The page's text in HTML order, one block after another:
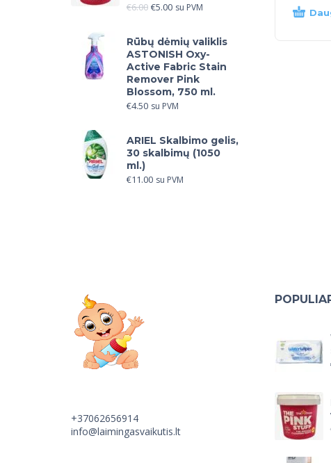
€6.00 €5.00 su PVM
Rūbų dėmių valiklis
ASTONISH Oxy-
Active Fabric Stain
Remover Pink
Blossom, 750 ml.
€4.50 su PVM
ARIEL Skalbimo gelis,
30 skalbimų (1050
ml.)
€11.00 su PVM
+37062656914
info@laimingasvaikutis.lt